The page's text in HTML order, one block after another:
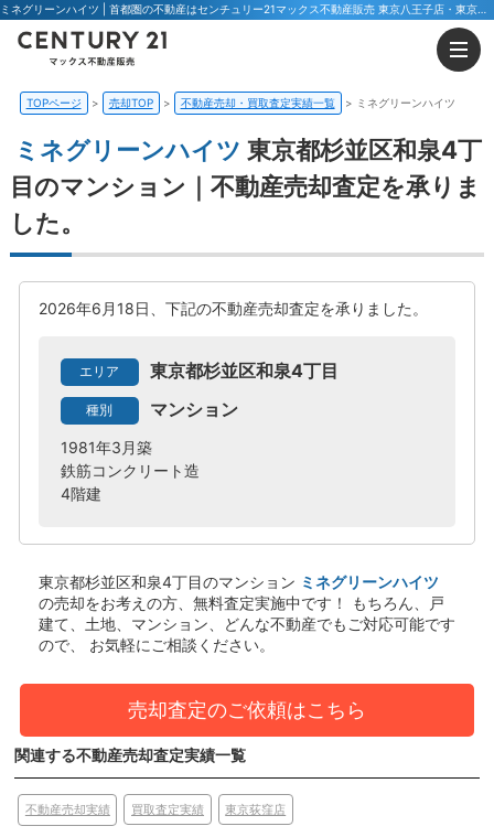
TOPページ 売却TOP 不動産売却・買取査定実績一覧 ミネグリーンハイツ
ミネグリーンハイツ 東京都杉並区和泉4丁
目のマンション｜不動産売却査定を承りま
した。
2026年6月18日、下記の不動産売却査定を承りました。
エリア 東京都杉並区和泉4丁目
種別 マンション
1981年3月築
鉄筋コンクリート造
4階建
東京都杉並区和泉4丁目のマンション ミネグリーンハイツ
の売却をお考えの方、無料査定実施中です！
もちろん、戸
建て、土地、マンション、どんな不動産でもご対応可能です
ので、 お気軽にご相談ください。
売却査定のご依頼はこちら
関連する不動産売却査定実績一覧
不動産売却実績 買取査定実績 東京荻窪店